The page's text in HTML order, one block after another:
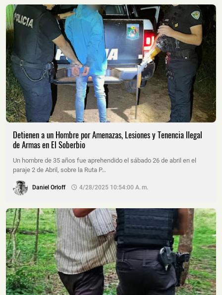
Detienen a un Hombre por Amenazas, Lesiones y Tenencia Ilegal
de Armas en El Soberbio
Un hombre de 35 años fue aprehendido el sábado 26 de abril en el
paraje 2 de Abril, sobre la Ruta P…
Daniel Orloff 4/28/2025 10:54:00 A. M.